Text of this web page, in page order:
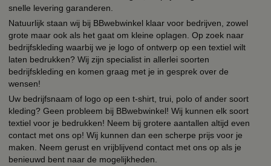
snelle levering garanderen.
Natuurlijk staan wij bij BBwebwinkel klaar voor bedrijven, zowel
grote maar ook als het gaat om kleine oplagen. Op zoek naar
bedrijfskleding waarbij we je logo of ontwerp op een textiel wilt
laten bedrukken? Wij zijn specialist in allerlei soorten
bedrijfskleding en komen graag met je in gesprek over de
wensen!
Uw bedrijfsnaam of logo op een t-shirt, trui, polo of ander soort
kleding? Geen probleem bij BBwebwinkel! Wij kunnen elk soort
textiel voor je bedrukken! Neem bij grotere aantallen altijd even
contact met ons op! Wij kunnen dan een scherpe prijs voor je
maken. Neem gerust en vrijblijvend contact met ons op als je
benieuwd bent naar de mogelijkheden.